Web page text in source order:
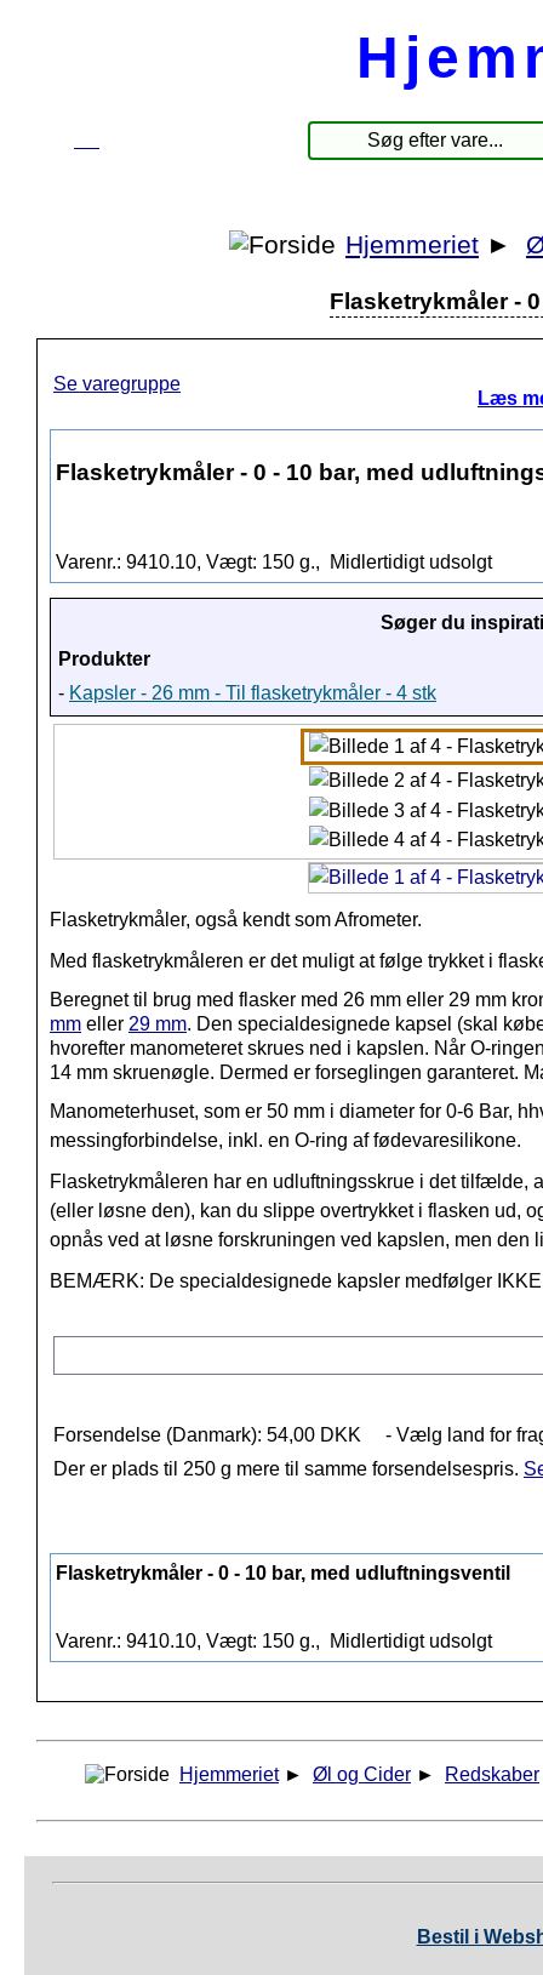
Hjemmeriet ►
Flasketrykmåler -
Se varegruppe
Læs
Flasketrykmåler - 0 - 10 bar, med
Varenr.: 9410.10, Vægt: 150 g., Midlertidigt udsolgt
Søger du
Produkter
- Kapsler - 26 mm - Til flasketrykmåler - 4 stk
Flasketrykmåler, også kendt som Afrometer.
Med flasketrykmåleren er det muligt at følge trykket i
Beregnet til brug med flasker med 26 mm eller 29 mm
mm eller 29 mm. Den specialdesignede kapsel (skal
hvorefter manometeret skrues ned i kapslen. Når O-
14 mm skruenøgle. Dermed er forseglingen garanteret.
Manometerhuset, som er 50 mm i diameter for 0-6 Bar,
messingforbindelse, inkl. en O-ring af fødevaresilikone.
Flasketrykmåleren har en udluftningsskrue i det tilfælde,
(eller løsne den), kan du slippe overtrykket i flasken ud,
opnås ved at løsne forskruningen ved kapslen, men
BEMÆRK: De specialdesignede kapsler medfølger
Forsendelse (Danmark): 54,00 DKK
- Vælg land for
Der er plads til 250 g mere til samme forsendelsespris.
Flasketrykmåler - 0 - 10 bar, med udluftningsventil
Varenr.: 9410.10, Vægt: 150 g., Midlertidigt udsolgt
Hjemmeriet ► Øl og Cider ► Redskaber
Bestil i